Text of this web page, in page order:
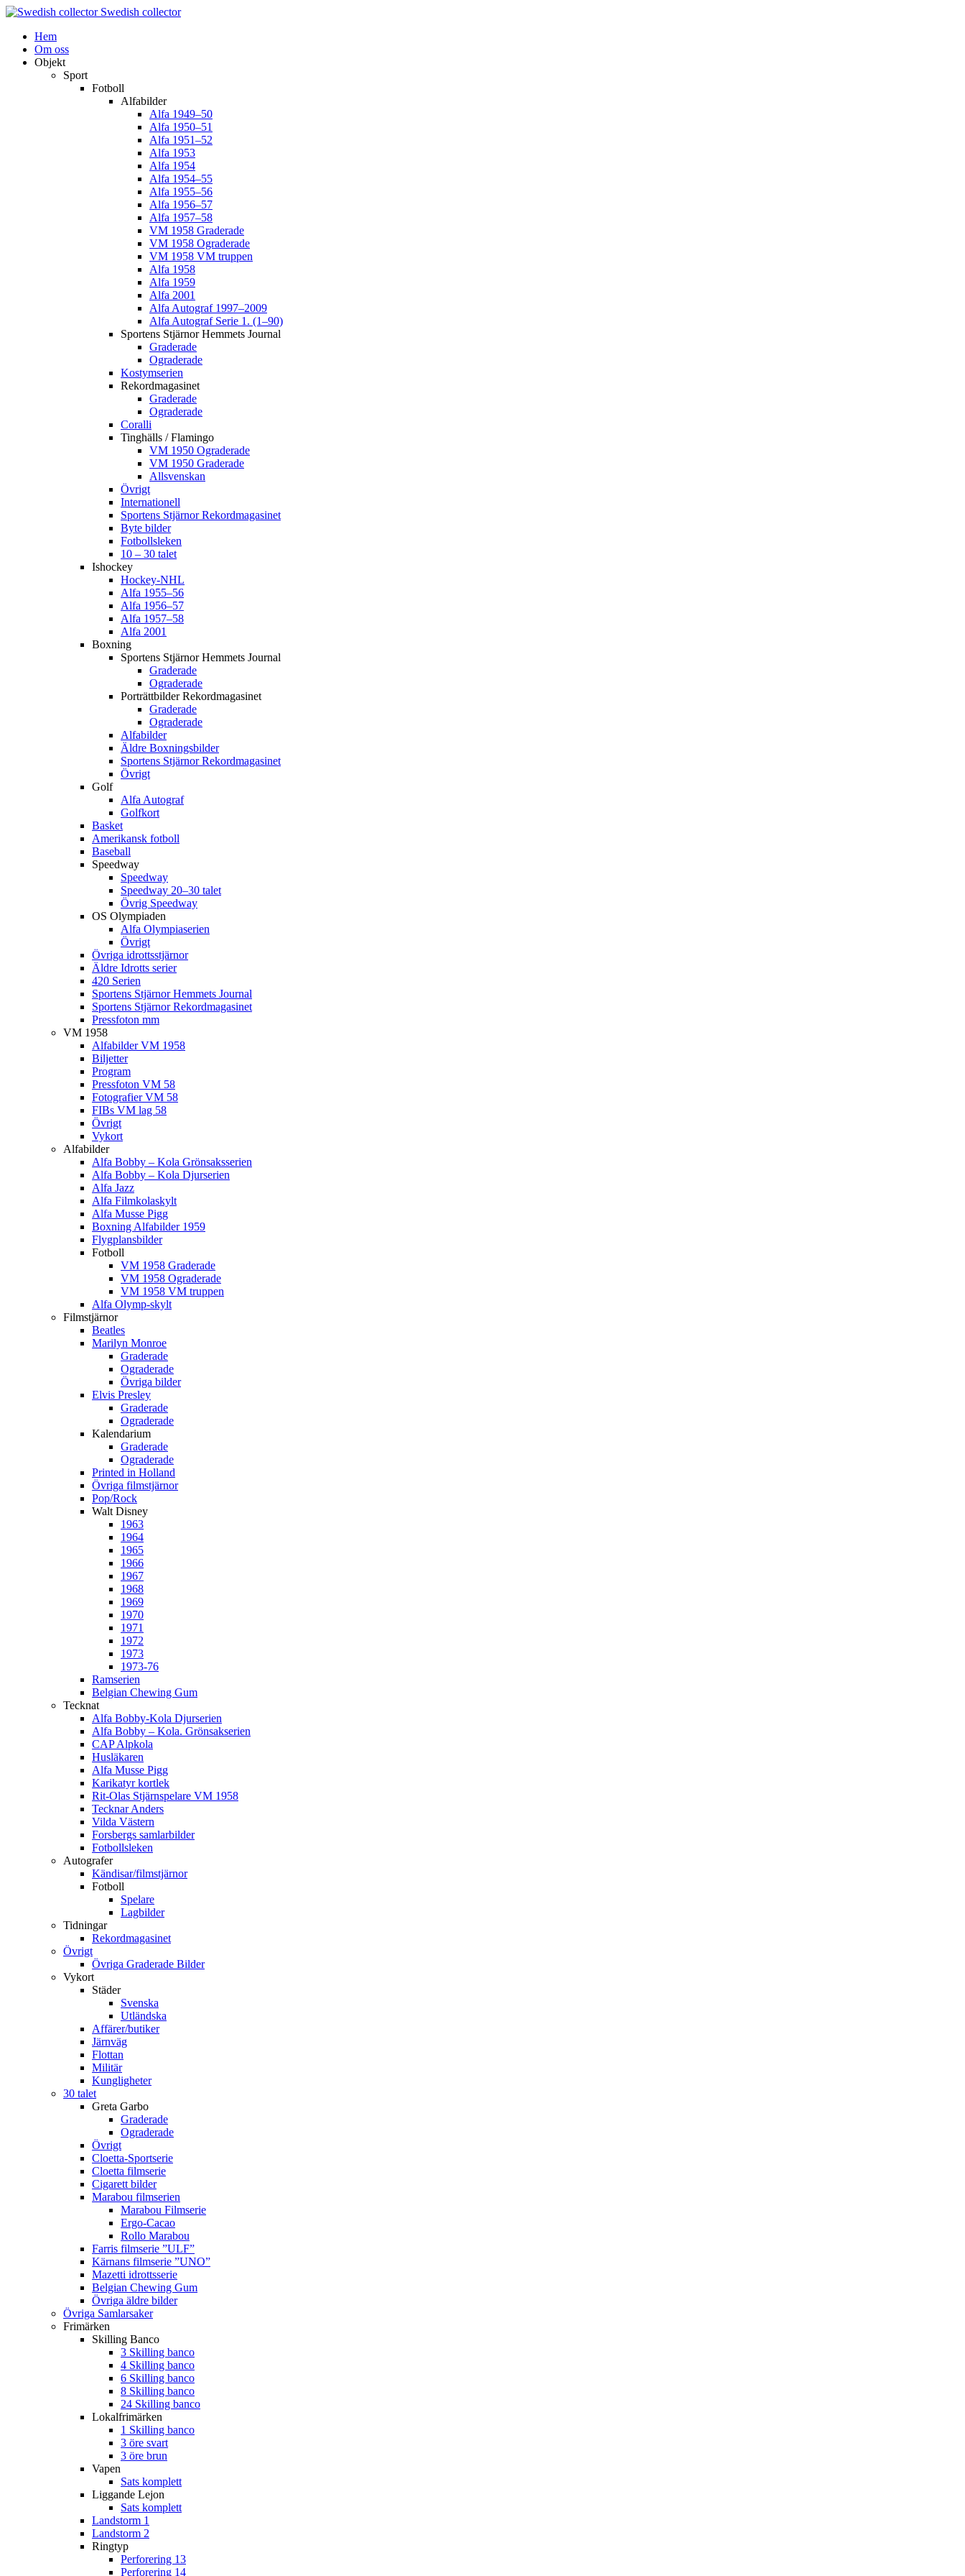
Swedish collector
Hem
Om oss
Objekt
Sport
Fotboll
Alfabilder
Alfa 1949–50
Alfa 1950–51
Alfa 1951–52
Alfa 1953
Alfa 1954
Alfa 1954–55
Alfa 1955–56
Alfa 1956–57
Alfa 1957–58
VM 1958 Graderade
VM 1958 Ograderade
VM 1958 VM truppen
Alfa 1958
Alfa 1959
Alfa 2001
Alfa Autograf 1997–2009
Alfa Autograf Serie 1. (1–90)
Sportens Stjärnor Hemmets Journal
Graderade
Ograderade
Kostymserien
Rekordmagasinet
Graderade
Ograderade
Coralli
Tinghälls / Flamingo
VM 1950 Ograderade
VM 1950 Graderade
Allsvenskan
Övrigt
Internationell
Sportens Stjärnor Rekordmagasinet
Byte bilder
Fotbollsleken
10 – 30 talet
Ishockey
Hockey-NHL
Alfa 1955–56
Alfa 1956–57
Alfa 1957–58
Alfa 2001
Boxning
Sportens Stjärnor Hemmets Journal
Graderade
Ograderade
Porträttbilder Rekordmagasinet
Graderade
Ograderade
Alfabilder
Äldre Boxningsbilder
Sportens Stjärnor Rekordmagasinet
Övrigt
Golf
Alfa Autograf
Golfkort
Basket
Amerikansk fotboll
Baseball
Speedway
Speedway
Speedway 20–30 talet
Övrig Speedway
OS Olympiaden
Alfa Olympiaserien
Övrigt
Övriga idrottsstjärnor
Äldre Idrotts serier
420 Serien
Sportens Stjärnor Hemmets Journal
Sportens Stjärnor Rekordmagasinet
Pressfoton mm
VM 1958
Alfabilder VM 1958
Biljetter
Program
Pressfoton VM 58
Fotografier VM 58
FIBs VM lag 58
Övrigt
Vykort
Alfabilder
Alfa Bobby – Kola Grönsaksserien
Alfa Bobby – Kola Djurserien
Alfa Jazz
Alfa Filmkolaskylt
Alfa Musse Pigg
Boxning Alfabilder 1959
Flygplansbilder
Fotboll
VM 1958 Graderade
VM 1958 Ograderade
VM 1958 VM truppen
Alfa Olymp-skylt
Filmstjärnor
Beatles
Marilyn Monroe
Graderade
Ograderade
Övriga bilder
Elvis Presley
Graderade
Ograderade
Kalendarium
Graderade
Ograderade
Printed in Holland
Övriga filmstjärnor
Pop/Rock
Walt Disney
1963
1964
1965
1966
1967
1968
1969
1970
1971
1972
1973
1973-76
Ramserien
Belgian Chewing Gum
Tecknat
Alfa Bobby-Kola Djurserien
Alfa Bobby – Kola. Grönsakserien
CAP Alpkola
Husläkaren
Alfa Musse Pigg
Karikatyr kortlek
Rit-Olas Stjärnspelare VM 1958
Tecknar Anders
Vilda Västern
Forsbergs samlarbilder
Fotbollsleken
Autografer
Kändisar/filmstjärnor
Fotboll
Spelare
Lagbilder
Tidningar
Rekordmagasinet
Övrigt
Övriga Graderade Bilder
Vykort
Städer
Svenska
Utländska
Affärer/butiker
Järnväg
Flottan
Militär
Kungligheter
30 talet
Greta Garbo
Graderade
Ograderade
Övrigt
Cloetta-Sportserie
Cloetta filmserie
Cigarett bilder
Marabou filmserien
Marabou Filmserie
Ergo-Cacao
Rollo Marabou
Farris filmserie ”ULF”
Kärnans filmserie ”UNO”
Mazetti idrottsserie
Belgian Chewing Gum
Övriga äldre bilder
Övriga Samlarsaker
Frimärken
Skilling Banco
3 Skilling banco
4 Skilling banco
6 Skilling banco
8 Skilling banco
24 Skilling banco
Lokalfrimärken
1 Skilling banco
3 öre svart
3 öre brun
Vapen
Sats komplett
Liggande Lejon
Sats komplett
Landstorm 1
Landstorm 2
Ringtyp
Perforering 13
Perforering 14